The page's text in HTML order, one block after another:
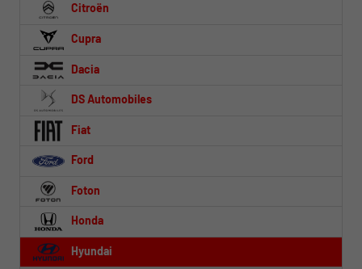
Citroën
Cupra
Dacia
DS Automobiles
Fiat
Ford
Foton
Honda
Hyundai